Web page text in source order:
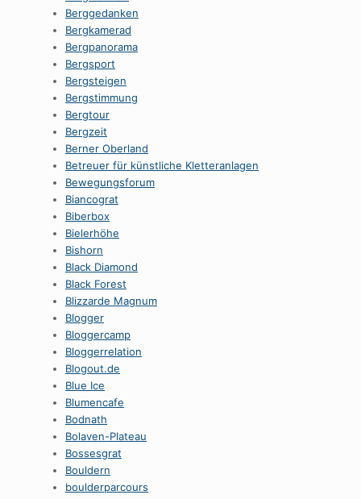
Berggedanken
Bergkamerad
Bergpanorama
Bergsport
Bergsteigen
Bergstimmung
Bergtour
Bergzeit
Berner Oberland
Betreuer für künstliche Kletteranlagen
Bewegungsforum
Biancograt
Biberbox
Bielerhöhe
Bishorn
Black Diamond
Black Forest
Blizzarde Magnum
Blogger
Bloggercamp
Bloggerrelation
Blogout.de
Blue Ice
Blumencafe
Bodnath
Bolaven-Plateau
Bossesgrat
Bouldern
boulderparcours